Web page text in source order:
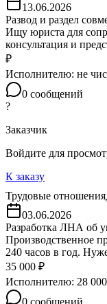
13.06.2026
Развод и раздел
Ищу юриста для
консультация и
₽
Исполнителю: не
0 сообщений
?
Заказчик
Войдите для
К заказу
Трудовые отношения
03.06.2026
Разработка ЛНА об
Производственное
240 часов в год.
35 000 ₽
Исполнителю: 28 000
0 сообщений